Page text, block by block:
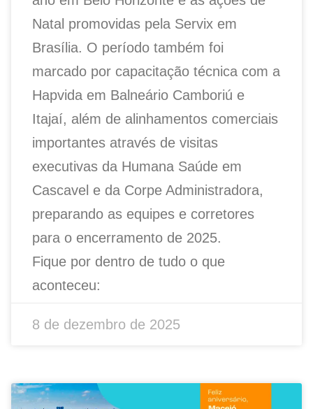
Natal promovidas pela Servix em
Brasília. O período também foi
marcado por capacitação técnica com a
Hapvida em Balneário Camboriú e
Itajaí, além de alinhamentos comerciais
importantes através de visitas
executivas da Humana Saúde em
Cascavel e da Corpe Administradora,
preparando as equipes e corretores
para o encerramento de 2025.
Fique por dentro de tudo o que
aconteceu:
8 de dezembro de 2025